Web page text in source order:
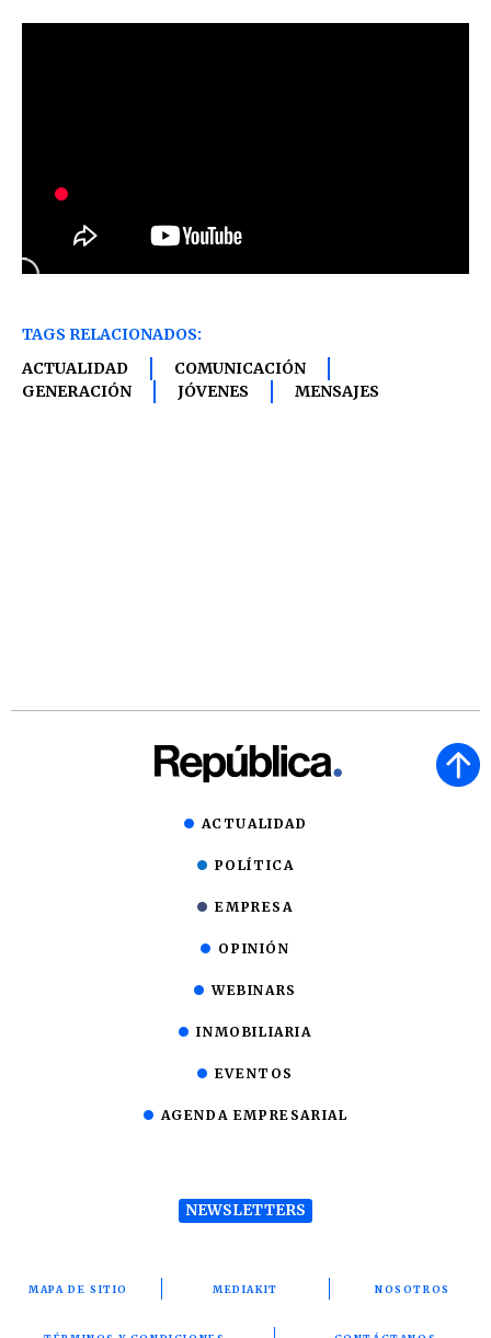
TAGS RELACIONADOS:
ACTUALIDAD
COMUNICACIÓN
GENERACIÓN
JÓVENES MENSAJES
ACTUALIDAD
POLÍTICA
EMPRESA
OPINIÓN
WEBINARS
INMOBILIARIA
EVENTOS
AGENDA EMPRESARIAL
NEWSLETTERS
MAPA DE SITIO MEDIAKIT NOSOTROS